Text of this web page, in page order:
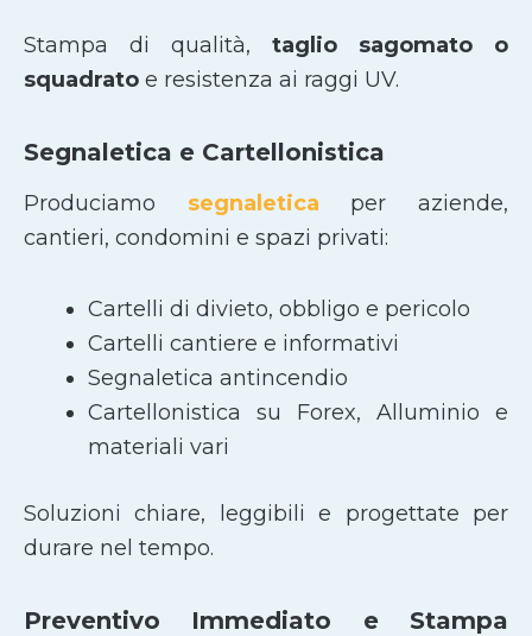
Stampa di qualità, taglio sagomato
o
squadrato e resistenza ai raggi UV.
Segnaletica e Cartellonistica
Produciamo segnaletica per aziende,
cantieri, condomini e spazi privati:
Cartelli di divieto, obbligo e pericolo
Cartelli cantiere e informativi
Segnaletica antincendio
Cartellonistica su Forex, Alluminio e
materiali vari
Soluzioni chiare, leggibili e progettate per
durare nel tempo.
Preventivo Immediato e Stampa